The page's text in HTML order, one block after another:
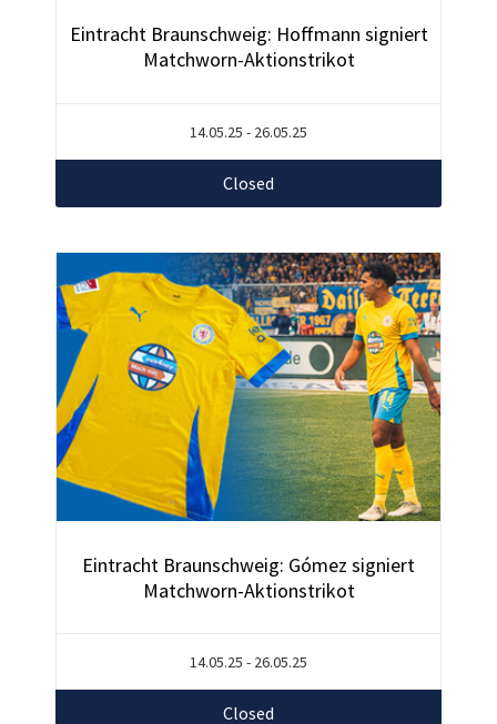
Eintracht Braunschweig: Hoffmann signiert
Matchworn-Aktionstrikot
14.05.25 - 26.05.25
Closed
Eintracht Braunschweig: Gómez signiert
Matchworn-Aktionstrikot
14.05.25 - 26.05.25
Closed